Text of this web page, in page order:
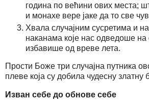
година по већини ових места;
и монахе вере јаке да то све
Хвала случајним сусретима и
наканама које нас одведоше на
избавише од вреве лета.
Прости Боже три случајна путника
плеве која су добила чудесну златну
Изван себе до обнове себе